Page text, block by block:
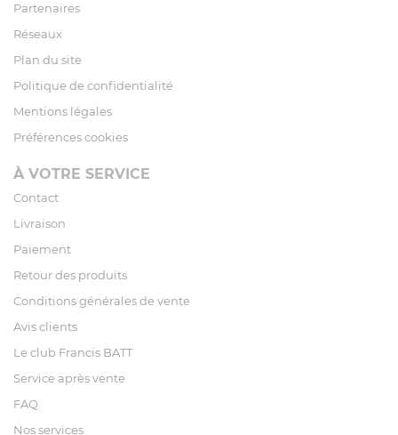
Partenaires
Réseaux
Plan du site
Politique de confidentialité
Mentions légales
Préférences cookies
À VOTRE SERVICE
Contact
Livraison
Paiement
Retour des produits
Conditions générales de vente
Avis clients
Le club Francis BATT
Service après vente
FAQ
Nos services